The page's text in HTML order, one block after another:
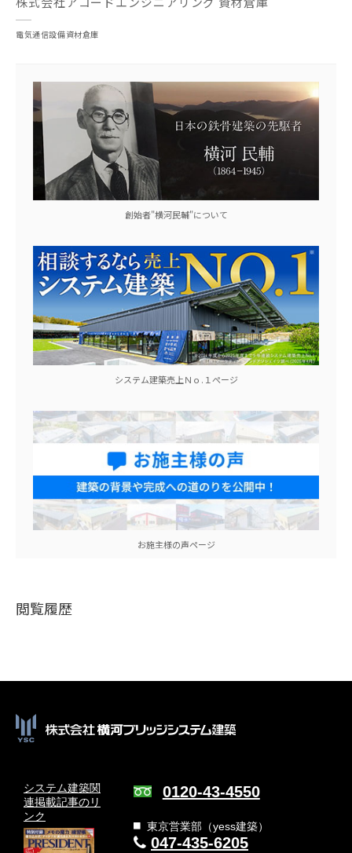
電気通信設備資材倉庫
創始者"横河民輔"について
システム建築売上Ｎｏ.１ぺージ
お施主様の声ページ
閲覧履歴
システム建築関
連掲載記事のリ
ンク
0120-43-4550
東京営業部（yess建築）
047-435-6205